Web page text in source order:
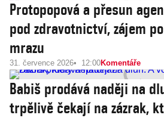
Protopopová a přesun
pod zdravotnictví, zájem
mrazu
31. července 2026 12:00Komentáře
Babiš prodává naději na
trpělivě čekají na zázrak,